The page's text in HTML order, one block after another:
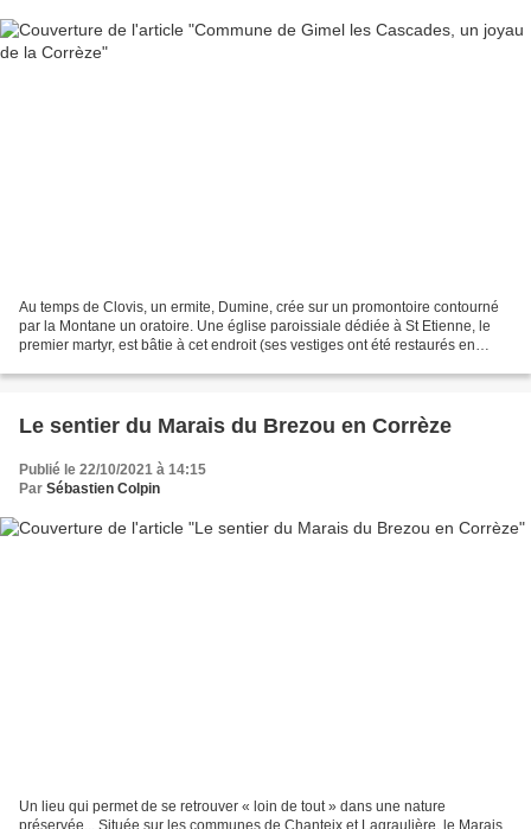
Au temps de Clovis, un ermite, Dumine, crée sur un promontoire contourné
par la Montane un oratoire. Une église paroissiale dédiée à St Etienne, le
premier martyr, est bâtie à cet endroit (ses vestiges ont été restaurés en
Le sentier du Marais du Brezou en Corrèze
Publié le 22/10/2021 à 14:15
Par Sébastien Colpin
Un lieu qui permet de se retrouver « loin de tout » dans une nature
préservée... Située sur les communes de Chanteix et Lagraulière, le Marais